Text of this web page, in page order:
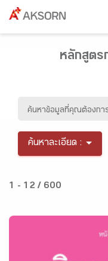
หลักสูตร
ค้นหาละเอียด :
1 - 12 / 600